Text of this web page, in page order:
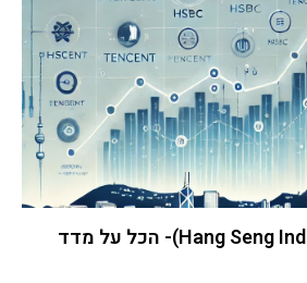
מדד האנג סאנג (Hang Seng Index)- הכל על מדד